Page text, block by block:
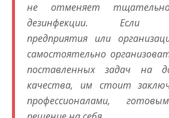
не отменяет
дезинфекции. Если
предприятия или
самостоятельно
поставленных задач на
качества, им стоит
профессионалами,